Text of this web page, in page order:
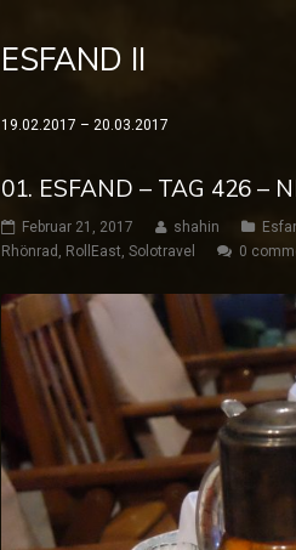
ESFAND II
19.02.2017 – 20.03.2017
01. ESFAND – TAG 426 –
Februar 21, 2017 shahin
Rhönrad , RollEast, Solotravel 0